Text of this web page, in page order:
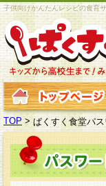
子供向けかんたんレシピの食育
TOP > ぱくすく食堂パ